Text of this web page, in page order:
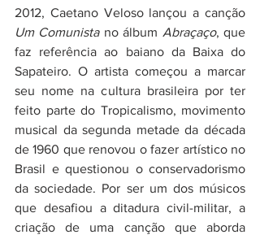
Um Comunista no álbum Abraçaço, que
faz referência ao baiano da Baixa do
Sapateiro. O artista começou a marcar
seu nome na cultura brasileira por ter
feito parte do Tropicalismo, movimento
musical da segunda metade da década
de 1960 que renovou o fazer artístico no
Brasil e questionou o conservadorismo
da sociedade. Por ser um dos músicos
que desafiou a ditadura civil-militar, a
criação de uma canção que aborda